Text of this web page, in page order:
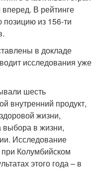
В рейтинге
позицию из 156-ти
в докладе
исследования уже
шесть
внутренний продукт,
жизни,
выбора в жизни,
Исследование
Колумбийском
этого года – в